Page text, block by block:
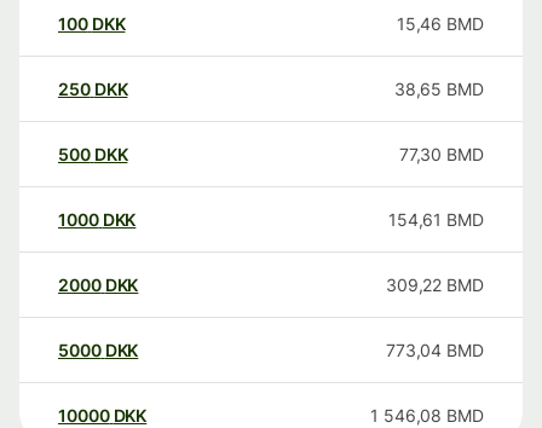
100 DKK 15,46 BMD
250 DKK 38,65 BMD
500 DKK 77,30 BMD
1000 DKK 154,61 BMD
2000 DKK 309,22 BMD
5000 DKK 773,04 BMD
10000 DKK 1 546,08 BMD